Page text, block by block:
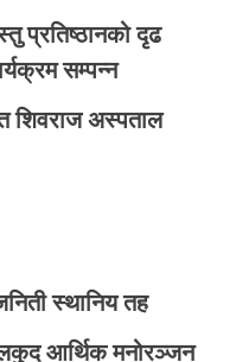
प्रतिष्ठानको दृढ
सम्पन्न
शिवराज अस्पताल
स्थानिय तह
आर्थिक मनोरञ्जन